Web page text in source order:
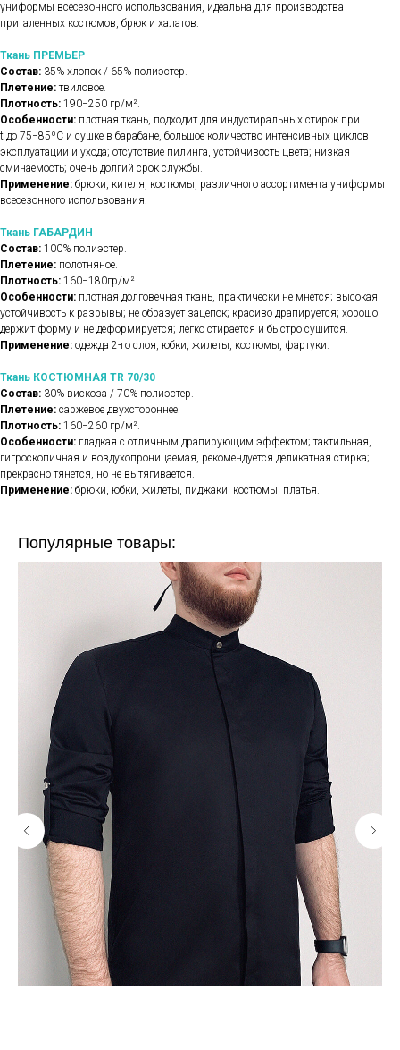
униформы всесезонного использования, идеальна для производства
приталенных костюмов, брюк и халатов.
Ткань ПРЕМЬЕР
Состав: 35% хлопок / 65% полиэстер.
Плетение: твиловое.
Плотность: 190−250 гр/м².
Особенности: плотная ткань, подходит для индустиральных стирок при
t до 75−85ºС и сушке в барабане, большое количество интенсивных циклов
эксплуатации и ухода; отсутствие пилинга, устойчивость цвета; низкая
сминаемость; очень долгий срок службы.
Применение: брюки, кителя, костюмы, различного ассортимента униформы
всесезонного использования.
Ткань ГАБАРДИН
Состав: 100% полиэстер.
Плетение: полотняное.
Плотность: 160−180гр/м².
Особенности: плотная долговечная ткань, практически не мнется; высокая
устойчивость к разрывы; не образует зацепок; красиво драпируется; хорошо
держит форму и не деформируется; легко стирается и быстро сушится.
Применение: одежда 2-го слоя, юбки, жилеты, костюмы, фартуки.
Ткань КОСТЮМНАЯ TR 70/30
Состав: 30% вискоза / 70% полиэстер.
Плетение: саржевое двухстороннее.
Плотность: 160−260 гр/м².
Особенности: гладкая с отличным драпирующим эффектом; тактильная,
гигроскопичная и воздухопроницаемая, рекомендуется деликатная стирка;
прекрасно тянется, но не вытягивается.
Применение: брюки, юбки, жилеты, пиджаки, костюмы, платья.
Популярные товары: